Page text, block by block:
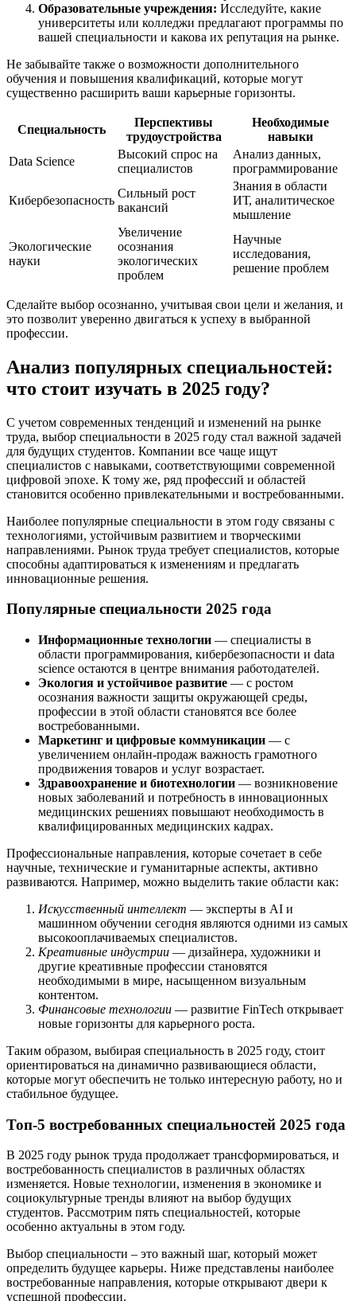
Образовательные учреждения: Исследуйте, какие
университеты или колледжи предлагают программы по
вашей специальности и какова их репутация на рынке.
Не забывайте также о возможности дополнительного
обучения и повышения квалификаций, которые могут
существенно расширить ваши карьерные горизонты.
Специальность
Перспективы
трудоустройства
Необходимые
навыки
Data Science
Высокий спрос на
специалистов
Анализ данных,
программирование
Кибербезопасность
Сильный рост
вакансий
Знания в области
ИТ, аналитическое
мышление
Экологические
науки
Увеличение
осознания
экологических
проблем
Научные
исследования,
решение проблем
Сделайте выбор осознанно, учитывая свои цели и желания, и
это позволит уверенно двигаться к успеху в выбранной
профессии.
Анализ популярных специальностей:
что стоит изучать в 2025 году?
С учетом современных тенденций и изменений на рынке
труда, выбор специальности в 2025 году стал важной задачей
для будущих студентов. Компании все чаще ищут
специалистов с навыками, соответствующими современной
цифровой эпохе. К тому же, ряд профессий и областей
становится особенно привлекательными и востребованными.
Наиболее популярные специальности в этом году связаны с
технологиями, устойчивым развитием и творческими
направлениями. Рынок труда требует специалистов, которые
способны адаптироваться к изменениям и предлагать
инновационные решения.
Популярные специальности 2025 года
Информационные технологии — специалисты в
области программирования, кибербезопасности и data
science остаются в центре внимания работодателей.
Экология и устойчивое развитие — с ростом
осознания важности защиты окружающей среды,
профессии в этой области становятся все более
востребованными.
Маркетинг и цифровые коммуникации — с
увеличением онлайн-продаж важность грамотного
продвижения товаров и услуг возрастает.
Здравоохранение и биотехнологии — возникновение
новых заболеваний и потребность в инновационных
медицинских решениях повышают необходимость в
квалифицированных медицинских кадрах.
Профессиональные направления, которые сочетает в себе
научные, технические и гуманитарные аспекты, активно
развиваются. Например, можно выделить такие области как:
Искусственный интеллект — эксперты в AI и
машинном обучении сегодня являются одними из самых
высокооплачиваемых специалистов.
Креативные индустрии — дизайнера, художники и
другие креативные профессии становятся
необходимыми в мире, насыщенном визуальным
контентом.
Финансовые технологии — развитие FinTech открывает
новые горизонты для карьерного роста.
Таким образом, выбирая специальность в 2025 году, стоит
ориентироваться на динамично развивающиеся области,
которые могут обеспечить не только интересную работу, но и
стабильное будущее.
Топ-5 востребованных специальностей 2025 года
В 2025 году рынок труда продолжает трансформироваться, и
востребованность специалистов в различных областях
изменяется. Новые технологии, изменения в экономике и
социокультурные тренды влияют на выбор будущих
студентов. Рассмотрим пять специальностей, которые
особенно актуальны в этом году.
Выбор специальности – это важный шаг, который может
определить будущее карьеры. Ниже представлены наиболее
востребованные направления, которые открывают двери к
успешной профессии.